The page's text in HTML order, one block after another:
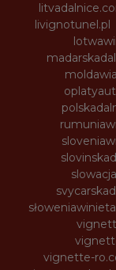
livignotunel.pl
vignette-